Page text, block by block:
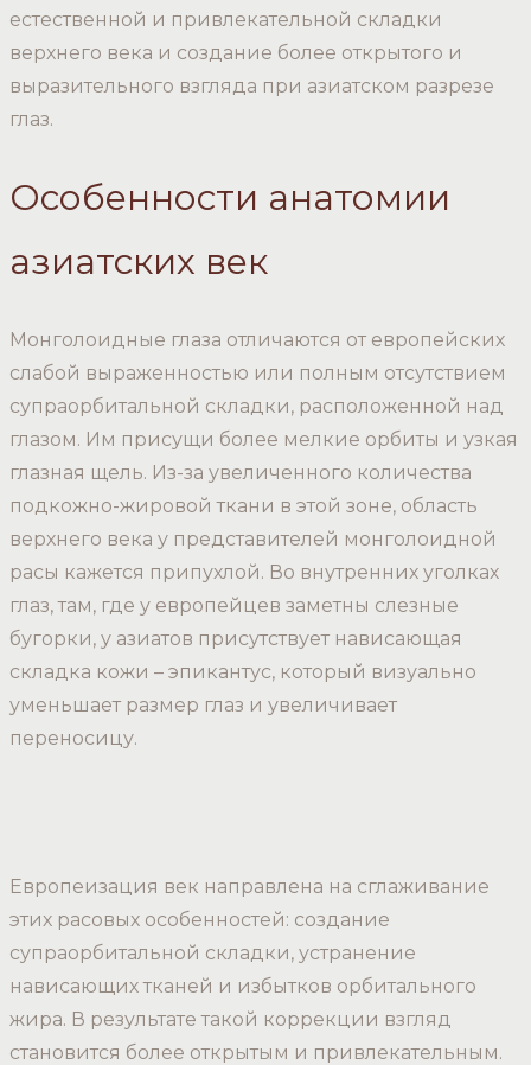
естественной и привлекательной складки
верхнего века и создание более открытого и
выразительного взгляда при азиатском разрезе
глаз.
Особенности анатомии
азиатских век
Монголоидные глаза отличаются от европейских
слабой выраженностью или полным отсутствием
супраорбитальной складки, расположенной над
глазом. Им присущи более мелкие орбиты и узкая
глазная щель. Из-за увеличенного количества
подкожно-жировой ткани в этой зоне, область
верхнего века у представителей монголоидной
расы кажется припухлой. Во внутренних уголках
глаз, там, где у европейцев заметны слезные
бугорки, у азиатов присутствует нависающая
складка кожи – эпикантус, который визуально
уменьшает размер глаз и увеличивает
переносицу.
Европеизация век направлена на сглаживание
этих расовых особенностей: создание
супраорбитальной складки, устранение
нависающих тканей и избытков орбитального
жира. В результате такой коррекции взгляд
становится более открытым и привлекательным.